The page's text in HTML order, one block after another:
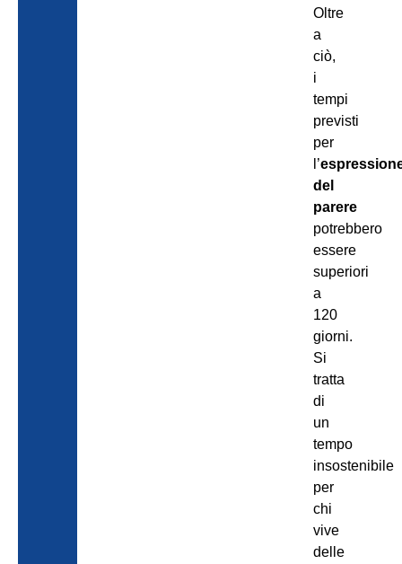
Oltre
a
ciò,
i
tempi
previsti
per
l’
del
parere
potrebbero
essere
superiori
a
120
giorni.
Si
tratta
di
un
tempo
insostenibile
per
chi
vive
delle